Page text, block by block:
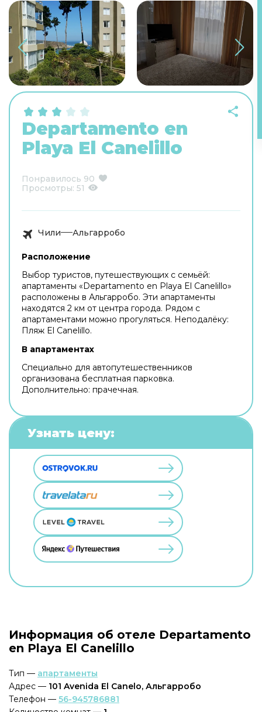
Departamento en
Playa El Canelillo
Понравилось 90
Просмотры: 51
Чили Альгарробо
Расположение
Выбор туристов, путешествующих с семьёй:
апартаменты «Departamento en Playa El Canelillo»
расположены в Альгарробо. Эти апартаменты
находятся 2 км от центра города. Рядом с
апартаментами можно прогуляться. Неподалёку:
Пляж El Canelillo.
В апартаментах
Специально для автопутешественников
организована бесплатная парковка.
Дополнительно: прачечная.
Узнать цену:
Информация об отеле Departamento
en Playa El Canelillo
Тип — апартаменты
Адрес — 101 Avenida El Canelo, Альгарробо
Телефон — 56-945786881